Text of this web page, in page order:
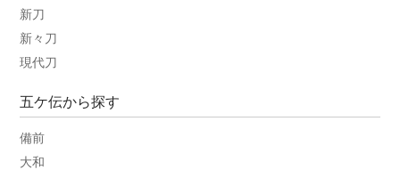
新刀
新々刀
現代刀
五ケ伝から探す
備前
大和